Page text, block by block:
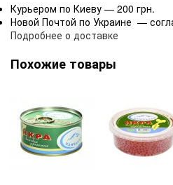
Курьером по Киеву — 200 грн.
Новой Почтой по Украине —
Подробнее о доставке
Похожие товары